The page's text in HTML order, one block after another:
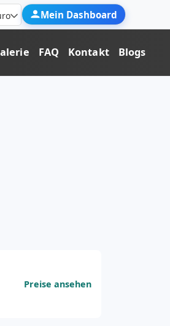
Mein Dashboard
FAQ Kontakt Blogs
Preise ansehen